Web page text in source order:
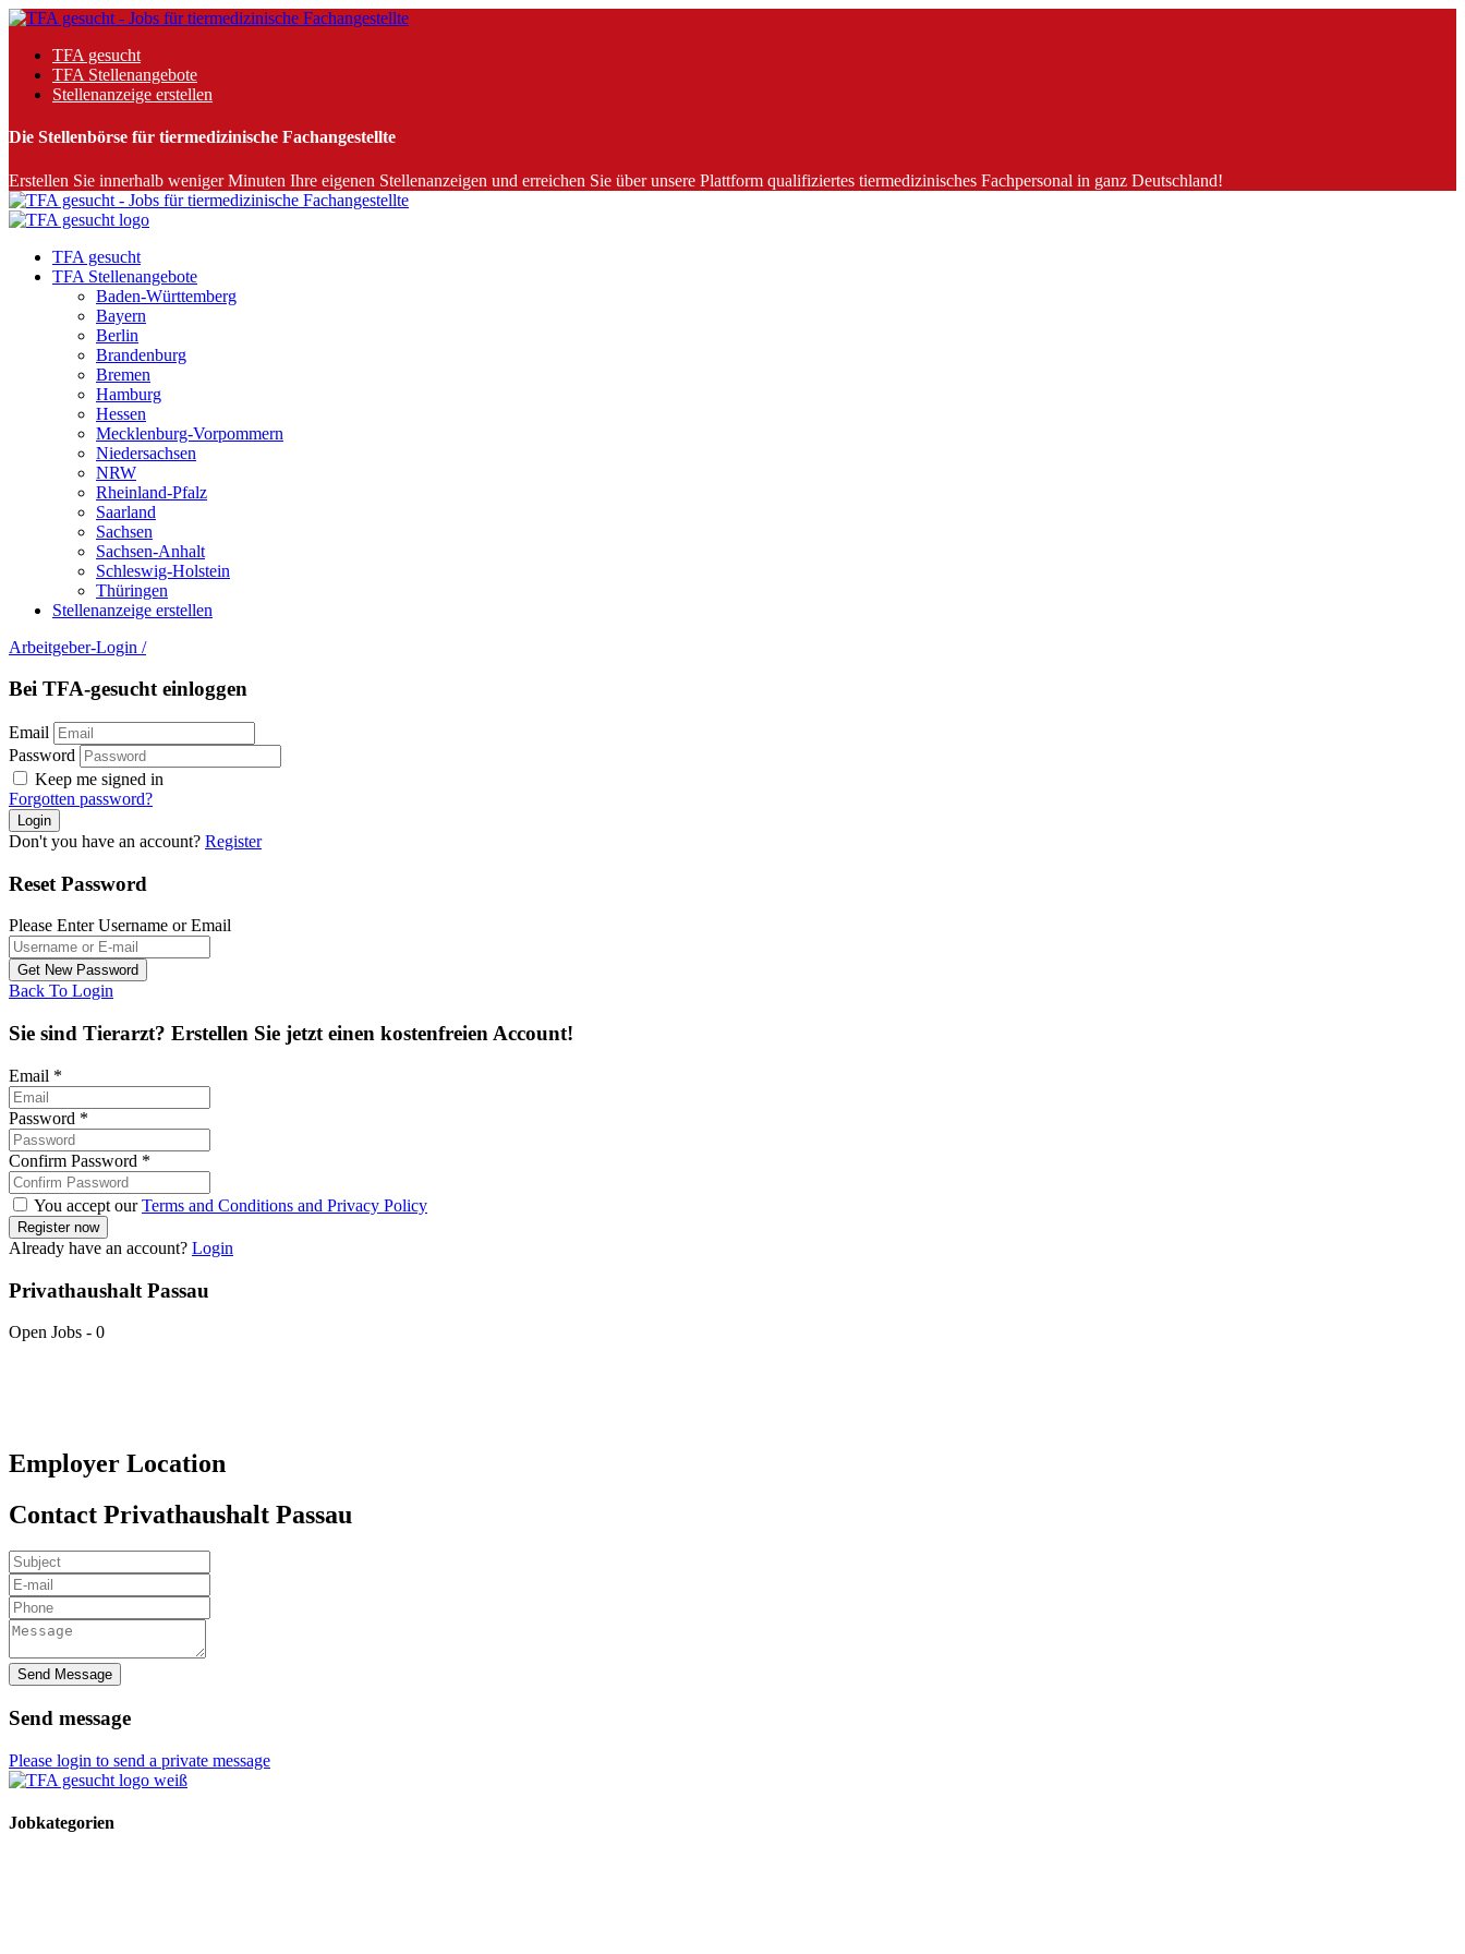
TFA gesucht
TFA Stellenangebote
Stellenanzeige erstellen
Die Stellenbörse für tiermedizinische Fachangestellte
Erstellen Sie innerhalb weniger Minuten Ihre eigenen Stellenanzeigen und erreichen Sie über unsere Plattform qualifiziertes tiermedizinisches Fachpersonal in ganz Deutschland!
TFA gesucht
TFA Stellenangebote
Baden-Württemberg
Bayern
Berlin
Brandenburg
Bremen
Hamburg
Hessen
Mecklenburg-Vorpommern
Niedersachsen
NRW
Rheinland-Pfalz
Saarland
Sachsen
Sachsen-Anhalt
Schleswig-Holstein
Thüringen
Stellenanzeige erstellen
Arbeitgeber-Login /
Bei TFA-gesucht einloggen
Email
Password
Keep me signed in
Forgotten password?
Don't you have an account? Register
Reset Password
Please Enter Username or Email
Back To Login
Sie sind Tierarzt? Erstellen Sie jetzt einen kostenfreien Account!
Email *
Password *
Confirm Password *
You accept ourTerms and Conditions and Privacy Policy
Already have an account? Login
Privathaushalt Passau
Open Jobs - 0
Employer Location
Contact Privathaushalt Passau
Send Message
Send message
Please login to send a private message
Jobkategorien